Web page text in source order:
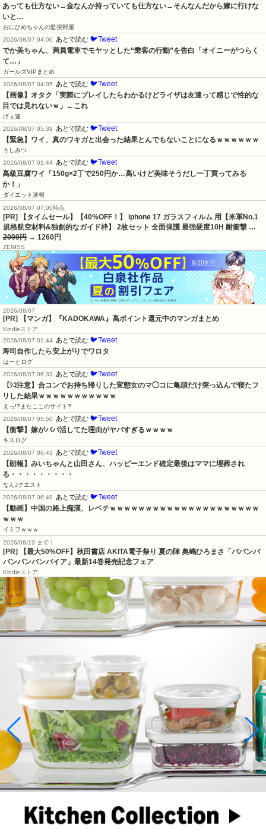
あっても仕方ない→金なんか持っていても仕方ない→そんなんだから嫁に行けな
いと…
おにひめちゃんの監視部屋
2026/08/07 04:06
あとで読む 🐦Tweet
でか美ちゃん、満員電車でモヤッとした“乗客の行動”を告白「オイニーがつらく
て…」
ガールズVIPまとめ
2026/08/07 04:05
あとで読む 🐦Tweet
【画像】オタク「実際にプレイしたらわかるけどライザは友達って感じで性的な
目では見れないｗ」←これ
げぇ速
2026/08/07 05:39
あとで読む 🐦Tweet
【緊急】ワイ、真のワキガと出会った結果とんでもないことになるｗｗｗｗｗｗ
うしみつ
2026/08/07 01:44 あとで読む 🐦Tweet
高級豆腐ワイ「150g×2丁で250円か…高いけど美味そうだし一丁買ってみる
か！」
ダイエット速報
2026/08/07 07:00時点
[PR] 【タイムセール】【40%OFF！】 iphone 17 ガラスフィルム 用【米軍No.1
規格航空材料&独創的なガイド枠】 2枚セット 全面保護 最強硬度10H 耐衝撃 …
2099円 → 1260円
ZENISS
2026/08/07
[PR] 【マンガ】『KADOKAWA』高ポイント還元中のマンガまとめ
Kindleストア
2026/08/07 01:44 あとで読む 🐦Tweet
寿司自作したら安上がりでワロタ
はーとログ
2026/08/07 06:33
あとで読む 🐦Tweet
【ｼｺ注意】合コンでお持ち帰りした変態女のマ◯コに亀頭だけ突っ込んで寝たフ
リした結果ｗｗｗｗｗｗｗｗｗｗｗ
えっ!?またここのサイト?
2026/08/07 05:50
あとで読む 🐦Tweet
【衝撃】嫁がパパ活してた理由がヤバすぎるｗｗｗｗ
キスログ
2026/08/07 06:43
あとで読む 🐦Tweet
【朗報】みいちゃんと山田さん、ハッピーエンド確定最後はママに埋葬され
る・・・・・・・・・
なんJクエスト
2026/08/07 06:49
あとで読む 🐦Tweet
【動画】中国の路上痴漢、レベチｗｗｗｗｗｗｗｗｗｗｗｗｗｗｗｗｗｗｗｗｗ
ｗｗｗ
イミフｗｗｗ
2026/08/19 まで！
[PR] 【最大50%OFF】秋田書店 AKITA電子祭り 夏の陣 奥嶋ひろまさ「ババンバ
バンバンバンパイア」最新14巻発売記念フェア
Kindleストア